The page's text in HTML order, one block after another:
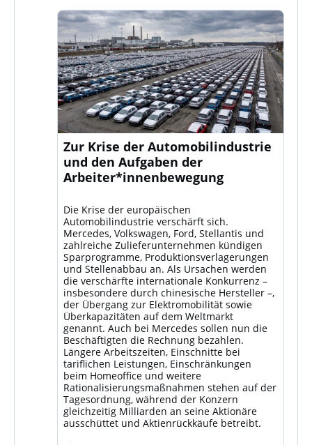
Zur Krise der Automobilindustrie
und den Aufgaben der
Arbeiter*innenbewegung
Die Krise der europäischen
Automobilindustrie verschärft sich.
Mercedes, Volkswagen, Ford, Stellantis und
zahlreiche Zulieferunternehmen kündigen
Sparprogramme, Produktionsverlagerungen
und Stellenabbau an. Als Ursachen werden
die verschärfte internationale Konkurrenz –
insbesondere durch chinesische Hersteller –,
der Übergang zur Elektromobilität sowie
Überkapazitäten auf dem Weltmarkt
genannt. Auch bei Mercedes sollen nun die
Beschäftigten die Rechnung bezahlen.
Längere Arbeitszeiten, Einschnitte bei
tariflichen Leistungen, Einschränkungen
beim Homeoffice und weitere
Rationalisierungsmaßnahmen stehen auf der
Tagesordnung, während der Konzern
gleichzeitig Milliarden an seine Aktionäre
ausschüttet und Aktienrückkäufe betreibt.